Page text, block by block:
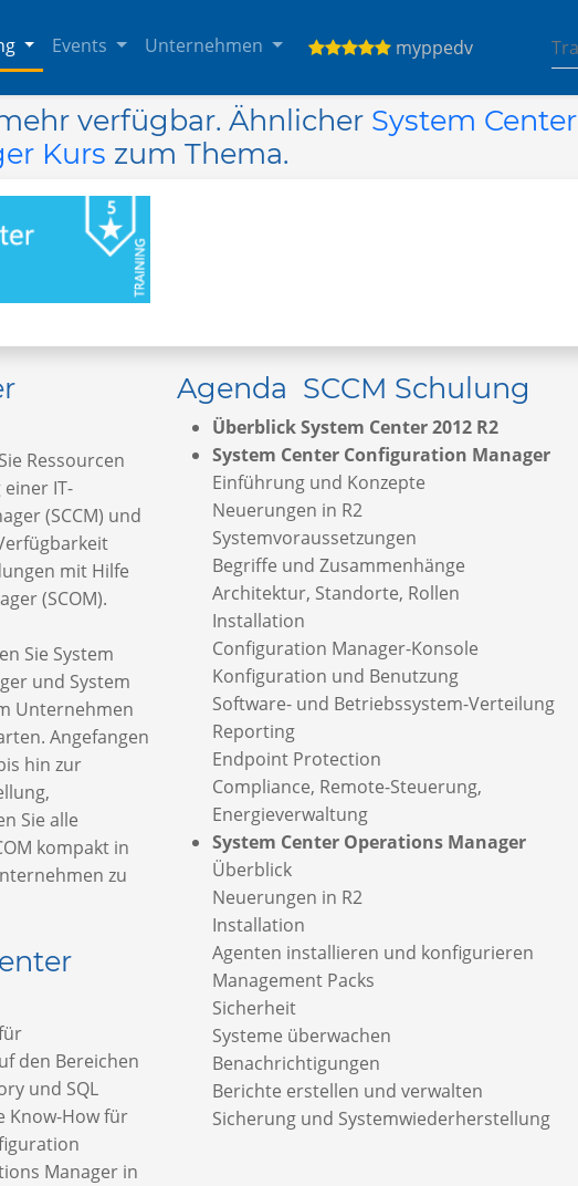
Events Unternehmen myppedv
verfügbar. Ähnlicher System Center
Kurs zum Thema.
Ressourcen
IT-
(SCCM) und
mit Hilfe
(SCOM).
Sie System
und System
Unternehmen
Angefangen
hin zur
Sie alle
kompakt in
zu
den Bereichen
und SQL
Know-How für
Manager in
Agenda SCCM Schulung
Überblick System Center 2012 R2
System Center Configuration Manager
Einführung und Konzepte
Neuerungen in R2
Systemvoraussetzungen
Begriffe und Zusammenhänge
Architektur, Standorte, Rollen
Installation
Configuration Manager-Konsole
Konfiguration und Benutzung
Software- und Betriebssystem-Verteilung
Reporting
Endpoint Protection
Compliance, Remote-Steuerung,
Energieverwaltung
System Center Operations Manager
Überblick
Neuerungen in R2
Installation
Agenten installieren und konfigurieren
Management Packs
Sicherheit
Systeme überwachen
Benachrichtigungen
Berichte erstellen und verwalten
Sicherung und Systemwiederherstellung